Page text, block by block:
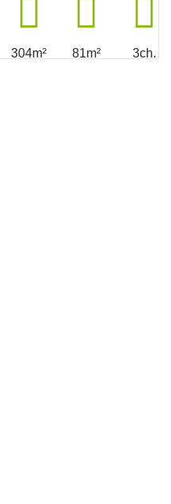
304m² 81m² 3ch.